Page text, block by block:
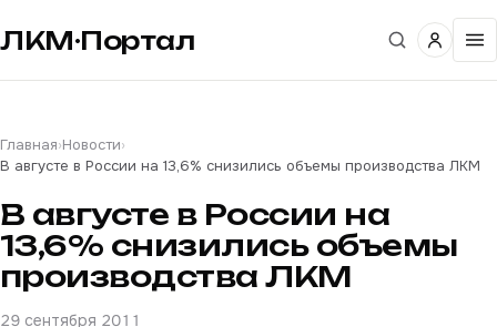
ЛКМ·Портал
Главная›Новости›
В августе в России на 13,6% снизились объемы производства ЛКМ
В августе в России на
13,6% снизились объемы
производства ЛКМ
29 сентября 2011